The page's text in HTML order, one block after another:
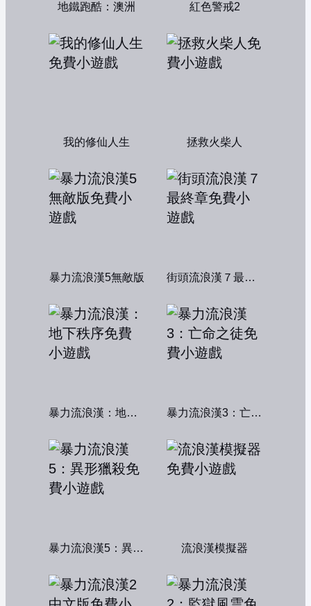
地鐵跑酷：澳洲 紅色警戒2
我的修仙人生 拯救火柴人
暴力流浪漢5無敵版 街頭流浪漢７最終章
暴力流浪漢：地下秩序 暴力流浪漢3：亡命之徒
暴力流浪漢5：異形獵殺 流浪漢模擬器